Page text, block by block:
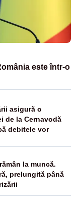
este într-o
asigură o
de la Cernavodă
debitele vor
la muncă.
prelungită până